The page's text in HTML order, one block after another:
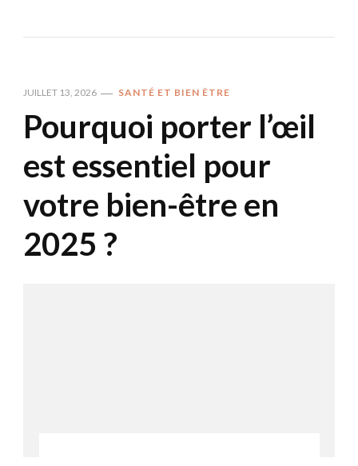
JUILLET 13, 2026 SANTÉ ET BIEN ÊTRE
Pourquoi porter l’œil
est essentiel pour
votre bien-être en
2025 ?